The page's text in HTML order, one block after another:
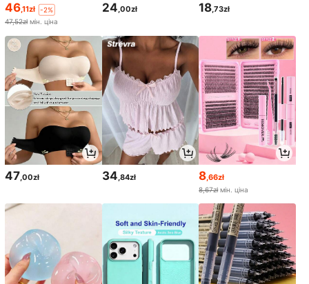
46,11zł
-2%
47,52zł мін. ціна
24,00zł 18,73zł
47 ,00zł 34 ,84zł 8 ,66zł
8,67zł мін. ціна